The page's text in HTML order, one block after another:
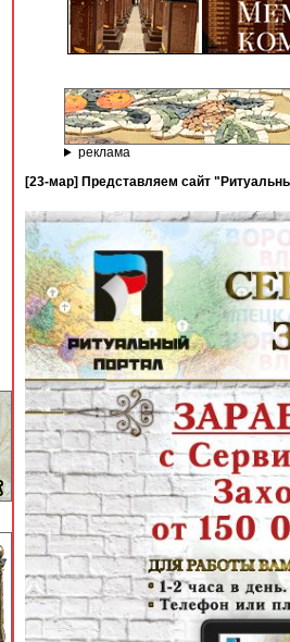
реклама
[23-мар] Представляем сайт